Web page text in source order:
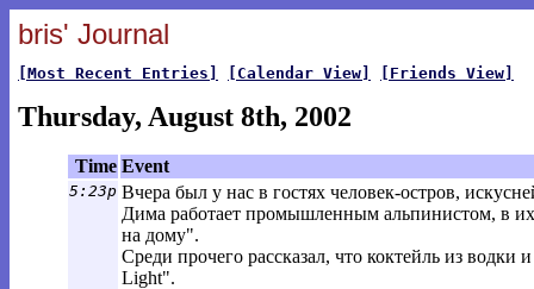
bris' Journal
[Most Recent Entries] [Calendar View] [Friends View]
Thursday, August 8th, 2002
Time Event
5:23p Вчера был у нас в гостях человек-остров,
Дима работает промышленным альпинистом, в их
на дому".
Среди прочего рассказал, что коктейль из водки
Light".